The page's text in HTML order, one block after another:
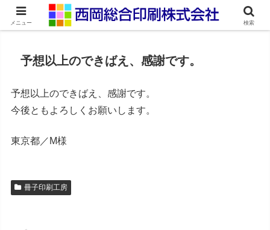
ネット印刷通販・オンデマンド印刷
予想以上のできばえ、感謝です。
予想以上のできばえ、感謝です。
今後ともよろしくお願いします。
東京都／M様
冊子印刷工房
メニュー 検索